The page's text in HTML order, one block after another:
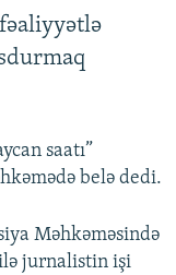
saatı”
belə dedi.
Məhkəməsində
jurnalistin işi